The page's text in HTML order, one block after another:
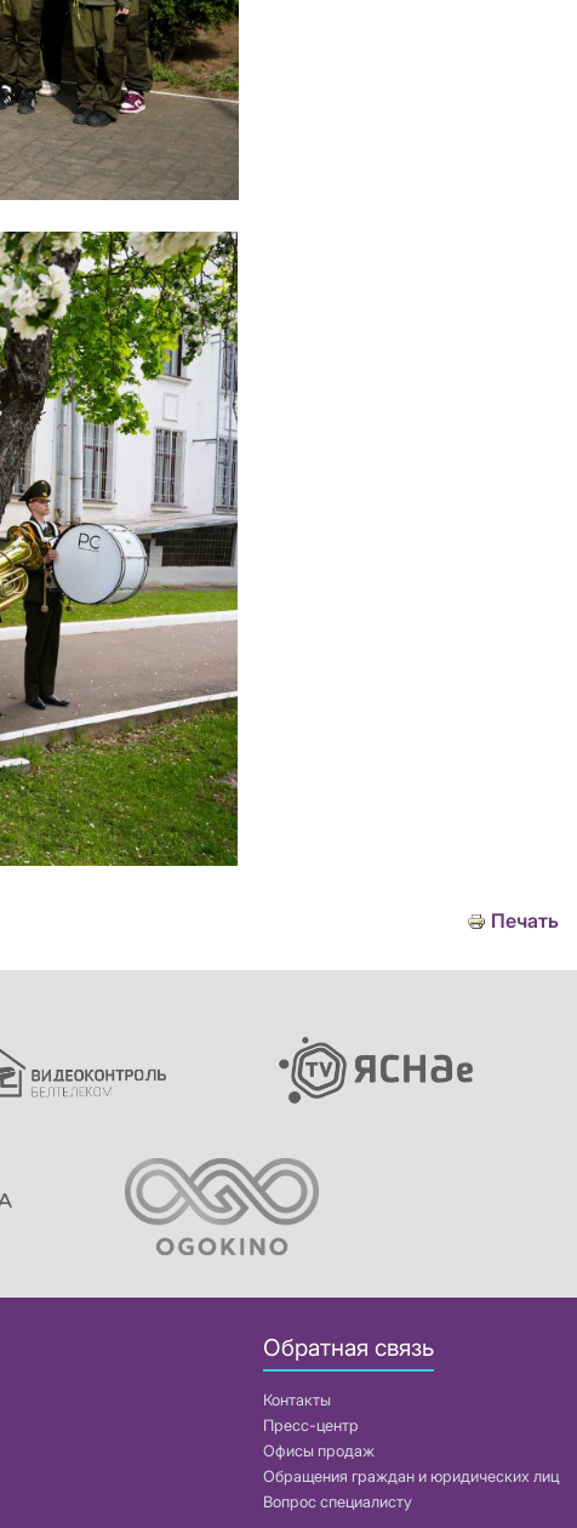
Печать
Обратная связь
Контакты
Пресс-центр
Офисы продаж
Обращения граждан и юридических лиц
Вопрос специалисту